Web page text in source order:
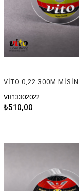
VR13302022
₺510,00